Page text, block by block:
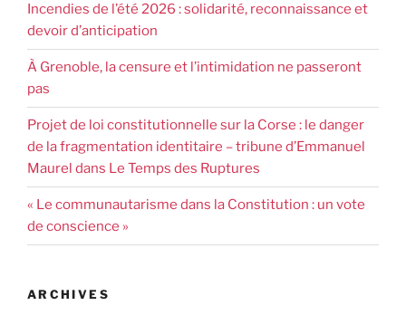
Incendies de l’été 2026 : solidarité, reconnaissance et
devoir d’anticipation
À Grenoble, la censure et l’intimidation ne passeront
pas
Projet de loi constitutionnelle sur la Corse : le danger
de la fragmentation identitaire – tribune d’Emmanuel
Maurel dans Le Temps des Ruptures
« Le communautarisme dans la Constitution : un vote
de conscience »
ARCHIVES